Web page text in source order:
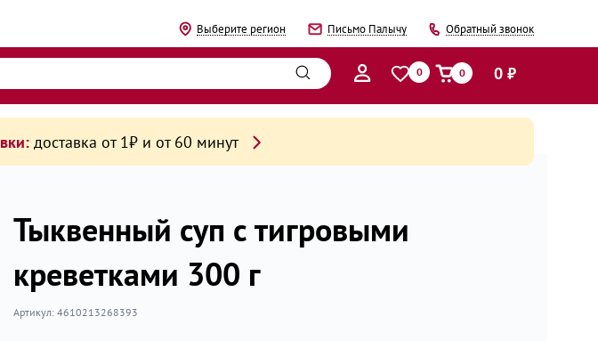
Выберите регион Письмо Палычу Обратный звонок
0 0 0 ₽
доставка от 1₽ и от 60 минут
Тыквенный суп с тигровыми
креветками 300 г
Артикул: 4610213268393